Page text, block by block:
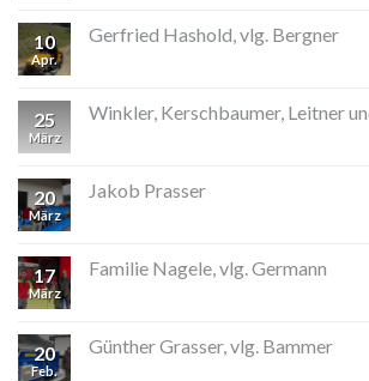
10
Apr.
Gerfried Hashold, vlg. Bergner
25
März
Winkler, Kerschbaumer, Leitner
20
März
Jakob Prasser
17
März
Familie Nagele, vlg. Germann
20
Feb.
Günther Grasser, vlg. Bammer